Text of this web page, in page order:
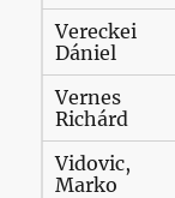
Vereckei
Dániel
Vernes
Richárd
Vidovic,
Marko